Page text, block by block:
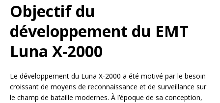
Objectif du
développement du EMT
Luna X-2000
Le développement du Luna X-2000 a été motivé par le besoin
croissant de moyens de reconnaissance et de surveillance sur
le champ de bataille modernes. À l’époque de sa conception,